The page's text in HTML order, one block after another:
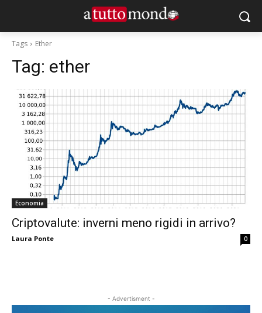
Tags Ether
Tag: ether
Economia
Criptovalute: inverni meno rigidi in arrivo?
Laura Ponte 0
- Advertisment -